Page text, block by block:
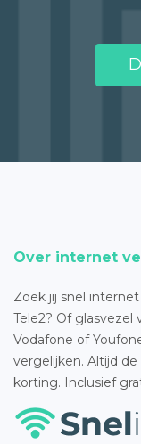
Over internet
Zoek jij snel
Tele2? Of glasvezel
Vodafone of
vergelijken. Altijd
korting. Inclusief